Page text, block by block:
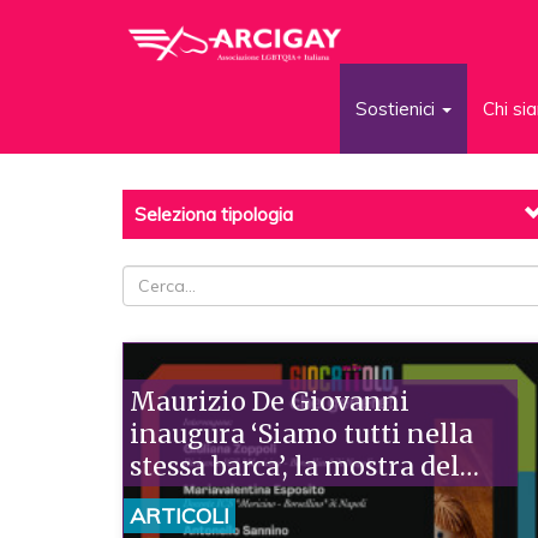
Sostienici Chi
Seleziona tipologia
Maurizio De Giovanni
inaugura ‘Siamo tutti nella
stessa barca’, la mostra del
giocattolo contro gli
stereotipi di genere
ARTICOLI